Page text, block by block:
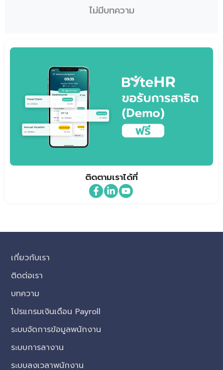
ไม่มีบทความ
ติดตามเราได้ที่
เกี่ยวกับเรา
ติดต่อเรา
บทความ
โปรแกรมเงินเดือน Payroll
ระบบจัดการข้อมูลพนักงาน
ระบบการลางาน
ระบบลงเวลาพนักงาน